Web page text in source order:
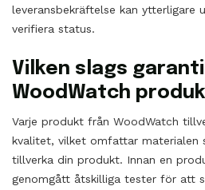
leveransbekräftelse kan ytterligare
verifiera status.
Vilken slags
WoodWatch
Varje produkt från WoodWatch
kvalitet, vilket omfattar materialen
tillverka din produkt. Innan en
genomgått åtskilliga tester för att